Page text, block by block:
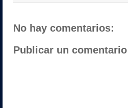
No hay comentarios:
Publicar un comentario